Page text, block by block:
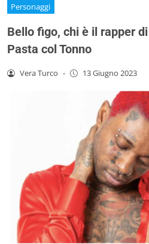
Personaggi
Bello figo, chi è il rapper
Pasta col Tonno
Vera Turco - 13 Giugno 2023